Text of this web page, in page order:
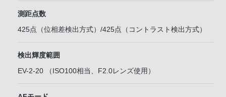
測距点数
425点（位相差検出方式）/425点（コントラスト検出方式）
検出輝度範囲
EV-2-20 （ISO100相当、F2.0レンズ使用）